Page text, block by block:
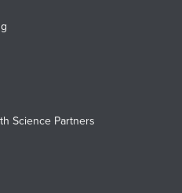
Science Partners